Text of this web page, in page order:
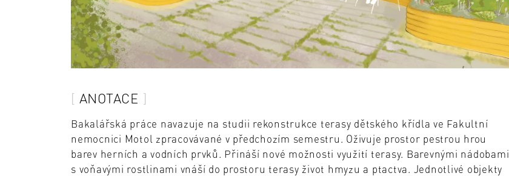
ANOTACE
Bakalářská práce navazuje na studii rekonstrukce terasy dětského křídla ve Fakultní
nemocnici Motol zpracovávané v předchozím semestru. Oživuje prostor pestrou hrou
barev herních a vodních prvků. Přináší nové možnosti využití terasy. Barevnými nádobami
s voňavými rostlinami vnáší do prostoru terasy život hmyzu a ptactva. Jednotlivé objekty